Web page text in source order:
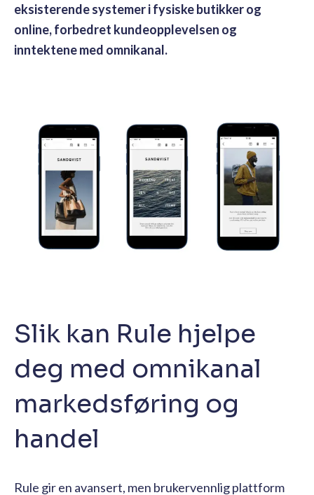
eksisterende systemer i fysiske butikker og
online, forbedret kundeopplevelsen og
inntektene med omnikanal.
Slik kan Rule hjelpe
deg med omnikanal
markedsføring og
handel
Rule gir en avansert, men brukervennlig plattform